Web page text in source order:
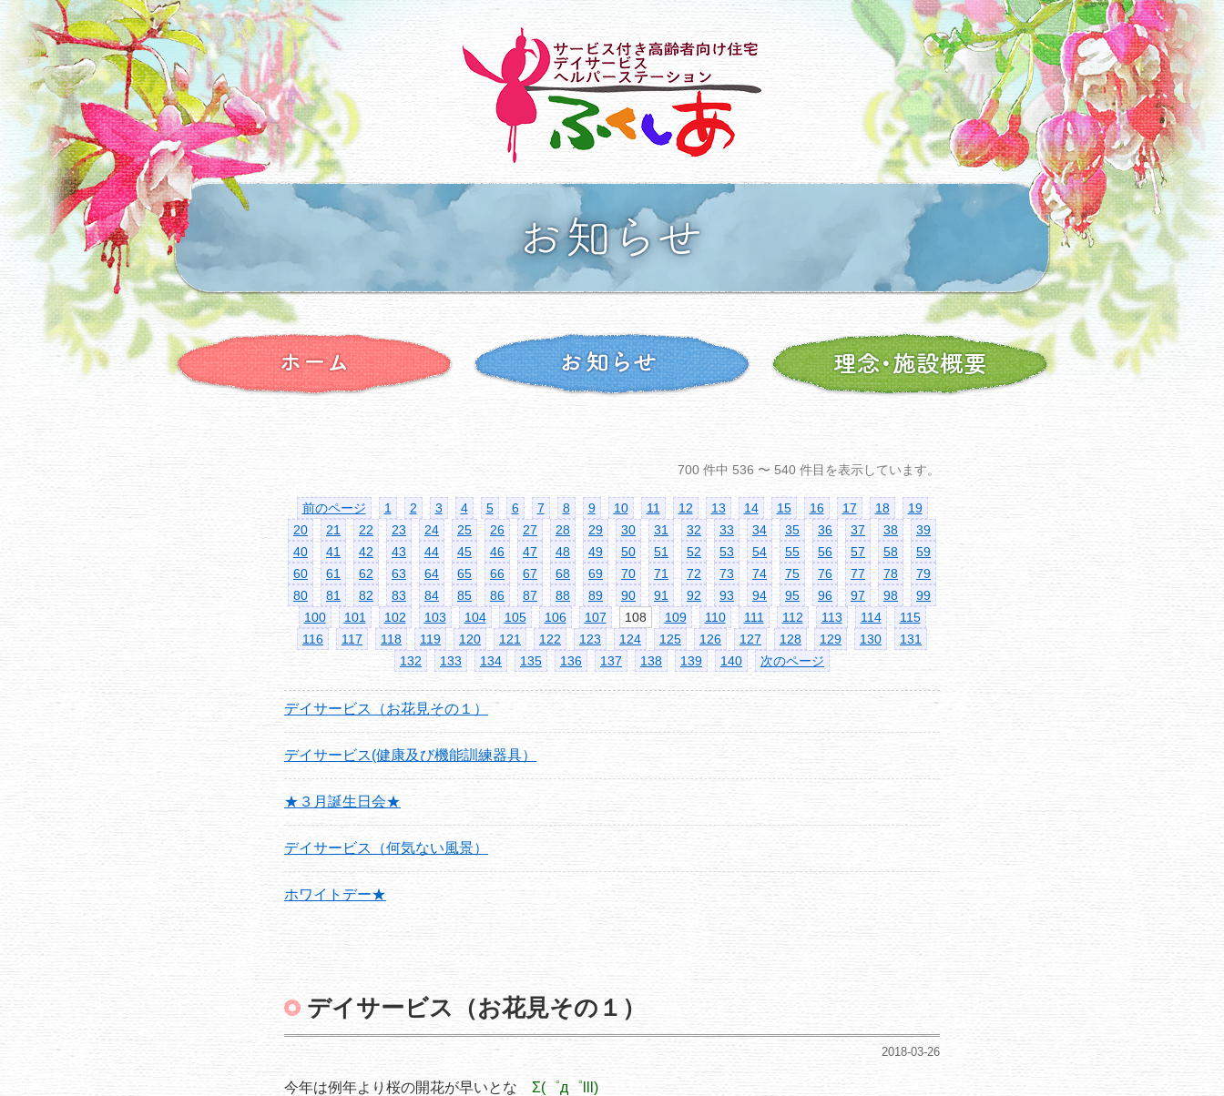
700 件中 536 〜 540 件目を表示しています。
前のページ 1 2 3 4 5 6 7 8 9 10 11 12 13 14 15 16 17 18
19
20
21 22 23 24 25 26 27 28 29 30 31 32 33 34 35 36 37 38
39
40
41 42 43 44 45 46 47 48 49 50 51 52 53 54 55 56 57 58
59
60
61 62 63 64 65 66 67 68 69 70 71 72 73 74 75 76 77 78
79
80
81 82 83 84 85 86 87 88 89 90 91 92 93 94 95 96 97 98
99
100
101 102 103 104 105 106 107 108 109 110 111 112 113 114
115
116
117 118 119 120 121 122 123 124 125 126 127 128 129 130
131
132
133 134 135 136 137 138 139 140 次のページ
デイサービス（お花見その１）
デイサービス(健康及び機能訓練器具）
★３月誕生日会★
デイサービス（何気ない風景）
ホワイトデー★
デイサービス（お花見その１）
2018-03-26
今年は例年より桜の開花が早いとな Σ(゜д゜lll)